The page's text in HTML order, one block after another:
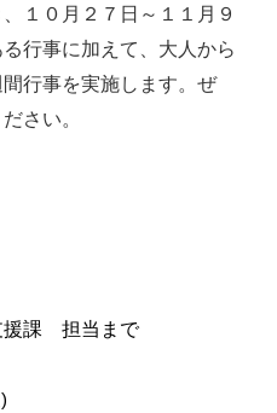
１０月２７日～１１月９
行事に加えて、大人から
行事を実施します。ぜ
さい。
援課 担当まで
)